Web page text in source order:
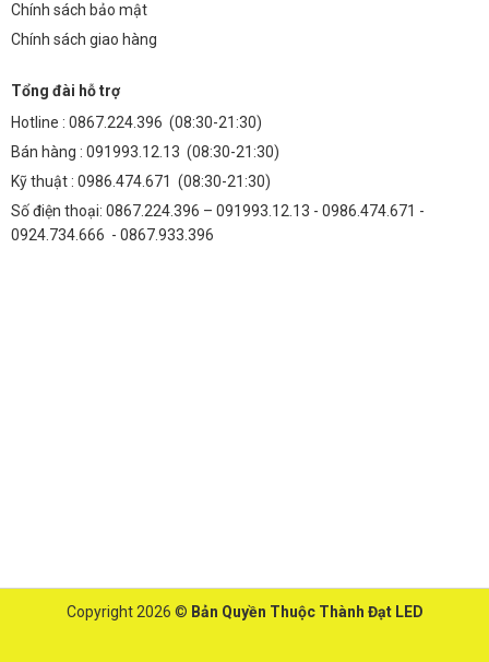
Chính sách bảo mật
Chính sách giao hàng
Tổng đài hỗ trợ
Hotline : 0867.224.396 (08:30-21:30)
Bán hàng : 091993.12.13 (08:30-21:30)
Kỹ thuật : 0986.474.671 (08:30-21:30)
Số điện thoại: 0867.224.396 – 091993.12.13 - 0986.474.671 -
0924.734.666 - 0867.933.396
Copyright 2026 © Bản Quyền Thuộc Thành Đạt LED